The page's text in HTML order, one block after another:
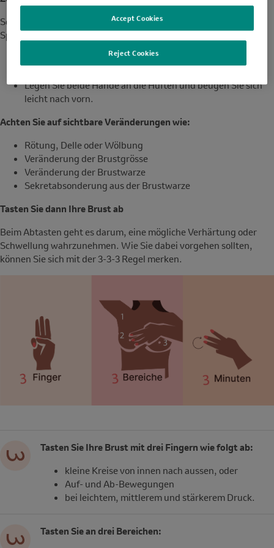
Schauen Sie Ihre Brust in verschiedenen Positionen vor dem
Spiegel an, um sichtbare Veränderungen zu entdecken.
Lassen Sie die Arme locker herunterhängen.
Legen Sie beide Hände an die Hüften und beugen Sie sich
leicht nach vorn.
Achten Sie auf sichtbare Veränderungen wie:
Rötung, Delle oder Wölbung
Veränderung der Brustgrösse
Veränderung der Brustwarze
Sekretabsonderung aus der Brustwarze
Tasten Sie dann Ihre Brust ab
Beim Abtasten geht es darum, eine mögliche Verhärtung oder
Schwellung wahrzunehmen. Wie Sie dabei vorgehen sollten,
können Sie sich mit der 3-3-3 Regel merken.
Tasten Sie Ihre Brust mit drei Fingern wie folgt ab:
kleine Kreise von innen nach aussen, oder
Auf- und Ab-Bewegungen
bei leichtem, mittlerem und stärkerem Druck.
Tasten Sie an drei Bereichen:
Reject Cookies
Accept Cookies